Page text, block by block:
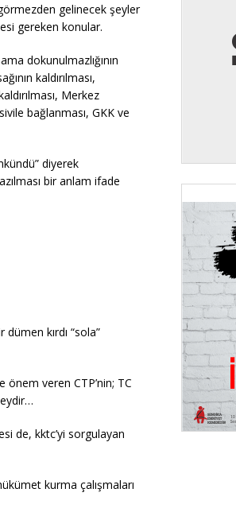
gelinecek şeyler
gereken konular.
dokunulmazlığının
kaldırılması,
Merkez
bağlanması, GKK ve
diyerek
bir anlam ifade
kırdı “sola”
veren CTP’nin; TC
de, kktc’yi sorgulayan
kurma çalışmaları